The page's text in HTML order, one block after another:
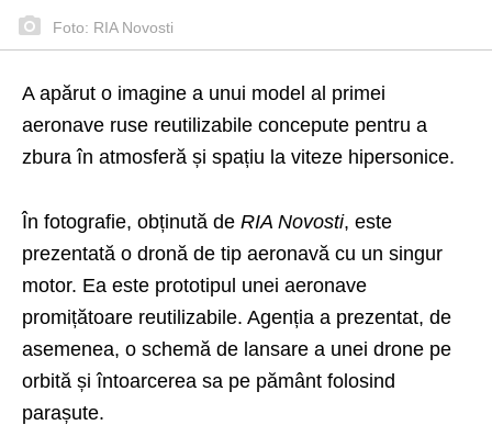
Foto: RIA Novosti
A apărut o imagine a unui model al primei
aeronave ruse reutilizabile concepute pentru a
zbura în atmosferă și spațiu la viteze hipersonice.
În fotografie, obținută de RIA Novosti, este
prezentată o dronă de tip aeronavă cu un singur
motor. Ea este prototipul unei aeronave
promițătoare reutilizabile. Agenția a prezentat, de
asemenea, o schemă de lansare a unei drone pe
orbită și întoarcerea sa pe pământ folosind
parașute.